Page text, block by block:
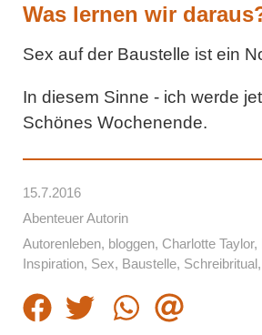
15.7.2016
Abenteuer Autorin
Autorenleben, bloggen, Charlotte Taylor,
Inspiration, Sex, Baustelle, Schreibritual,
Was lernen wir
Sex auf der Baustelle ist ein
In diesem Sinne - ich werde
Schönes Wochenende.